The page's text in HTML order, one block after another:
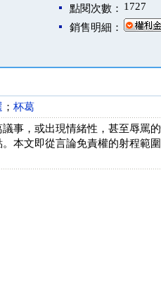
點閱次數： 1727
銷售明細：
； 杯葛
事，或出現情緒性，甚至辱罵
本文即從言論免責權的射程範